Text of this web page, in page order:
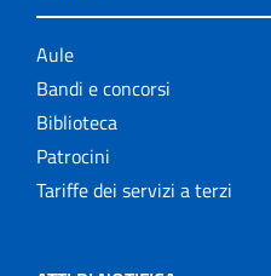
Aule
Bandi e concorsi
Biblioteca
Patrocini
Tariffe dei servizi a terzi